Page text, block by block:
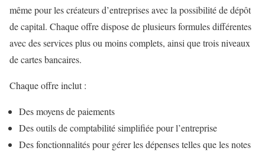
même pour les créateurs d’entreprises avec la possibilité de dépôt
de capital. Chaque offre dispose de plusieurs formules différentes
avec des services plus ou moins complets, ainsi que trois niveaux
de cartes bancaires.
Chaque offre inclut :
Des moyens de paiements
Des outils de comptabilité simplifiée pour l’entreprise
Des fonctionnalités pour gérer les dépenses telles que les notes